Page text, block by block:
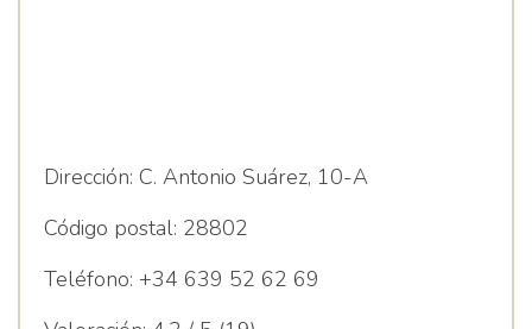
Dirección: C. Antonio Suárez, 10-A
Código postal: 28802
Teléfono: +34 639 52 62 69